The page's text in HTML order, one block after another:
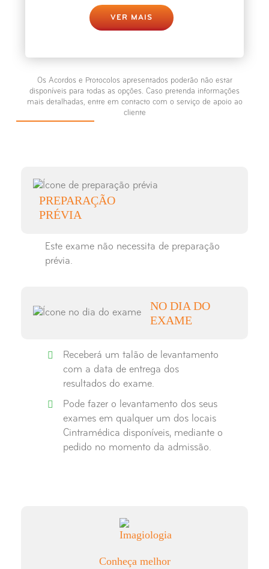
Raio-X Medição dos Membros Inferiores
Raio-X Omoplata
Raio-X Ossos Próprios do Nariz
Raio-X Punho
Raio-X Seios Peri-Nasais
Raio-X Tórax
VER MAIS
Os Acordos e Protocolos apresentados poderão não estar
disponíveis para todas as opções. Caso pretenda informações
mais detalhadas, entre em contacto com o serviço de apoio ao
cliente
PREPARAÇÃO
PRÉVIA
Este exame não necessita de preparação
prévia.
NO DIA DO
EXAME
Receberá um talão de levantamento
com a data de entrega dos
resultados do exame.
Pode fazer o levantamento dos seus
exames em qualquer um dos locais
Cintramédica disponíveis, mediante o
pedido no momento da admissão.
Conheça melhor